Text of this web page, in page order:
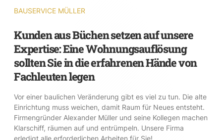
BAUSERVICE MÜLLER
Kunden aus Büchen setzen auf unsere
Expertise: Eine Wohnungsauflösung
sollten Sie in die erfahrenen Hände von
Fachleuten legen
Vor einer baulichen Veränderung gibt es viel zu tun. Die alte
Einrichtung muss weichen, damit Raum für Neues entsteht.
Firmengründer Alexander Müller und seine Kollegen machen
Klarschiff, räumen auf und entrümpeln. Unsere Firma
erledigt alle erforderlichen Arbeiten für Sie!